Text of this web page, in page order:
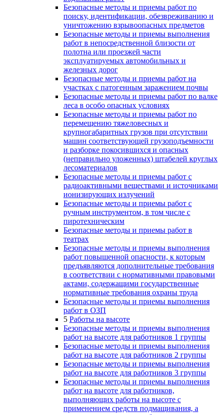
Безопасные методы и приемы работ по
поиску, идентификации, обезвреживанию и
уничтожению взрывоопасных предметов
Безопасные методы и приемы выполнения
работ в непосредственной близости от
полотна или проезжей части
эксплуатируемых автомобильных и
железных дорог
Безопасные методы и приемы работ на
участках с патогенным заражением почвы
Безопасные методы и приемы работ по валке
леса в особо опасных условиях
Безопасные методы и приемы работ по
перемещению тяжеловесных и
крупногабаритных грузов при отсутствии
машин соответствующей грузоподъемности
и разборке покосившихся и опасных
(неправильно уложенных) штабелей круглых
лесоматериалов
Безопасные методы и приемы работ с
радиоактивными веществами и источниками
ионизирующих излучений
Безопасные методы и приемы работ с
ручным инструментом, в том числе с
пиротехническим
Безопасные методы и приемы работ в
театрах
Безопасные методы и приемы выполнения
работ повышенной опасности, к которым
предъявляются дополнительные требования
в соответствии с нормативными правовыми
актами, содержащими государственные
нормативные требования охраны труда
Безопасные методы и приемы выполнения
работ в ОЗП
5 Работы на высоте
Безопасные методы и приемы выполнения
работ на высоте для работников 1 группы
Безопасные методы и приемы выполнения
работ на высоте для работников 2 группы
Безопасные методы и приемы выполнения
работ на высоте для работников 3 группы
Безопасные методы и приемы выполнения
работ на высоте для работников,
выполняющих работы на высоте с
применением средств подмащивания, а